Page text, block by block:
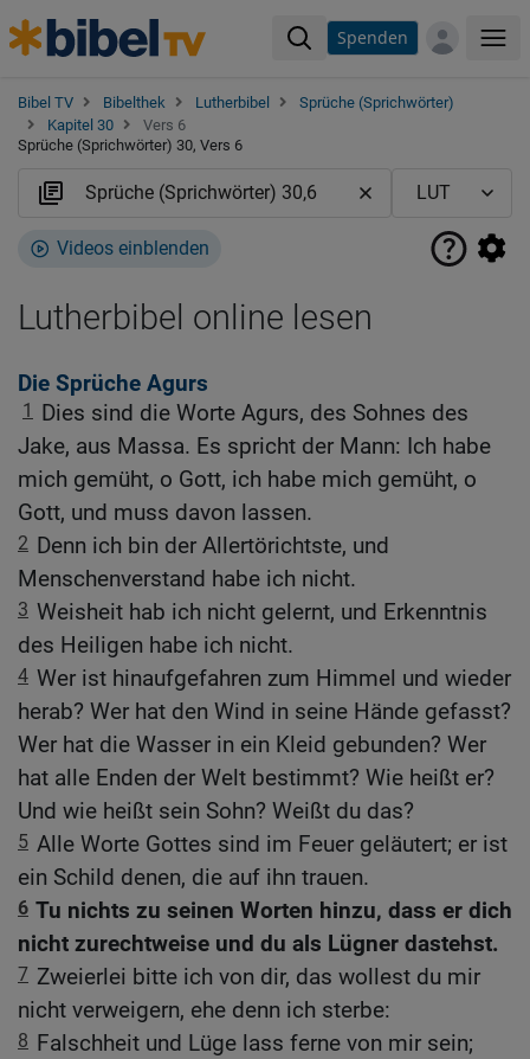
Spenden
Bibel TV Bibelthek Lutherbibel
Sprüche (Sprichwörter)
Kapitel 30
Vers 6
Sprüche (Sprichwörter) 30, Vers 6
Videos einblenden
Lutherbibel online lesen
Die Sprüche Agurs
1
Dies sind die Worte Agurs, des Sohnes des
Jake, aus Massa. Es spricht der Mann: Ich habe
mich gemüht, o Gott, ich habe mich gemüht, o
Gott, und muss davon lassen.
2 Denn ich bin der Allertörichtste, und
Menschenverstand habe ich nicht.
3 Weisheit hab ich nicht gelernt, und Erkenntnis
des Heiligen habe ich nicht.
4 Wer ist hinaufgefahren zum Himmel und wieder
herab? Wer hat den Wind in seine Hände gefasst?
Wer hat die Wasser in ein Kleid gebunden? Wer
hat alle Enden der Welt bestimmt? Wie heißt er?
Und wie heißt sein Sohn? Weißt du das?
5 Alle Worte Gottes sind im Feuer geläutert; er ist
ein Schild denen, die auf ihn trauen.
6 Tu nichts zu seinen Worten hinzu, dass er dich
nicht zurechtweise und du als Lügner dastehst.
7 Zweierlei bitte ich von dir, das wollest du mir
nicht verweigern, ehe denn ich sterbe:
8 Falschheit und Lüge lass ferne von mir sein;